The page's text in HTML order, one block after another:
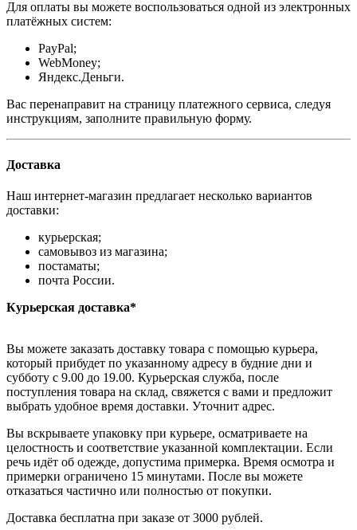
Для оплаты вы можете воспользоваться одной из электронных
платёжных систем:
PayPal;
WebMoney;
Яндекс.Деньги.
Вас перенаправит на страницу платежного сервиса, следуя
инструкциям, заполните правильную форму.
Доставка
Наш интернет-магазин предлагает несколько вариантов
доставки:
курьерская;
самовывоз из магазина;
постаматы;
почта России.
Курьерская доставка*
Вы можете заказать доставку товара с помощью курьера,
который прибудет по указанному адресу в будние дни и
субботу с 9.00 до 19.00. Курьерская служба, после
поступления товара на склад, свяжется с вами и предложит
выбрать удобное время доставки. Уточнит адрес.
Вы вскрываете упаковку при курьере, осматриваете на
целостность и соответствие указанной комплектации. Если
речь идёт об одежде, допустима примерка. Время осмотра и
примерки ограничено 15 минутами. После вы можете
отказаться частично или полностью от покупки.
Доставка бесплатна при заказе от 3000 рублей.